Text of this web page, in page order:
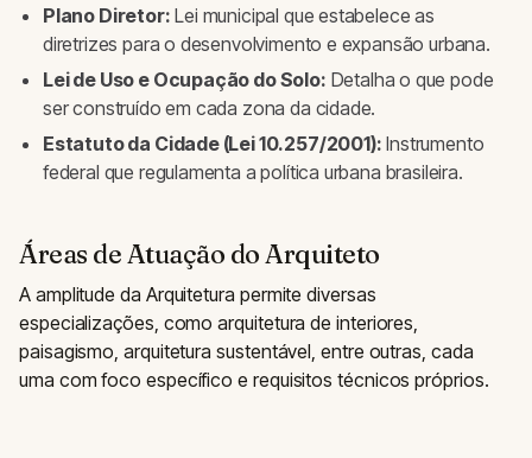
Plano Diretor: Lei municipal que estabelece as
diretrizes para o desenvolvimento e expansão urbana.
Lei de Uso e Ocupação do Solo: Detalha o que pode
ser construído em cada zona da cidade.
Estatuto da Cidade (Lei 10.257/2001): Instrumento
federal que regulamenta a política urbana brasileira.
Áreas de Atuação do Arquiteto
A amplitude da Arquitetura permite diversas
especializações, como arquitetura de interiores,
paisagismo, arquitetura sustentável, entre outras, cada
uma com foco específico e requisitos técnicos próprios.